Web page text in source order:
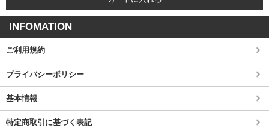
INFOMATION
ご利用規約
プライバシーポリシー
基本情報
特定商取引に基づく表記